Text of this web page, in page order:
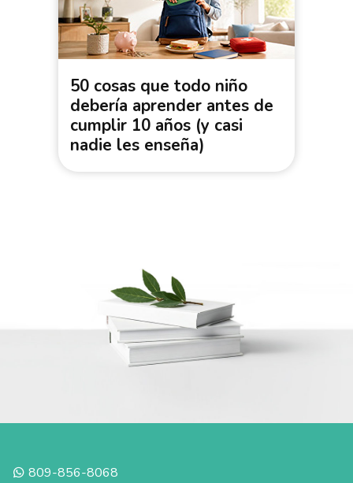
50 cosas que todo niño
debería aprender antes de
cumplir 10 años (y casi
nadie les enseña)
809-856-8068